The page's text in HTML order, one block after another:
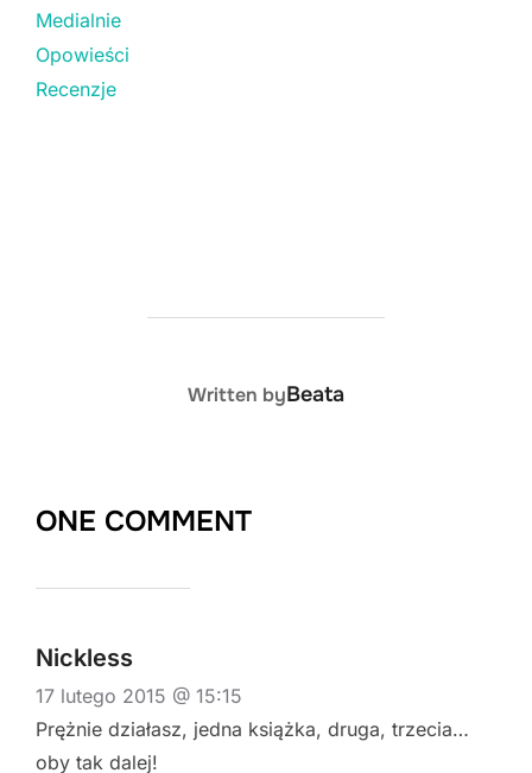
Medialnie
Opowieści
Recenzje
POST AUTHOR
Written byBeata
ONE COMMENT
Nickless
17 lutego 2015 @ 15:15
Prężnie działasz, jedna książka, druga, trzecia…
oby tak dalej!